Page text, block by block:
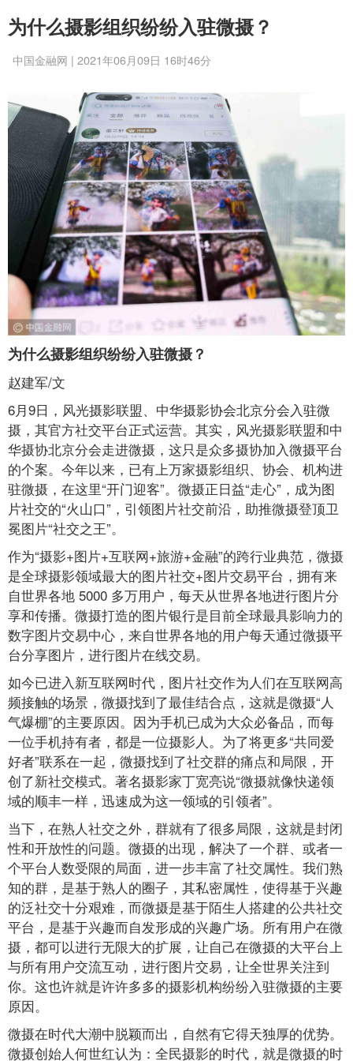
为什么摄影组织纷纷入驻微摄？
中国金融网 | 2021年06月09日 16时46分
为什么摄影组织纷纷入驻微摄？
赵建军/文
6月9日，风光摄影联盟、中华摄影协会北京分会入驻微
摄，其官方社交平台正式运营。其实，风光摄影联盟和中
华摄协北京分会走进微摄，这只是众多摄协加入微摄平台
的个案。今年以来，已有上万家摄影组织、协会、机构进
驻微摄，在这里“开门迎客”。微摄正日益“走心”，成为图
片社交的“火山口”，引领图片社交前沿，助推微摄登顶卫
冕图片“社交之王”。
作为“摄影+图⽚+互联⽹+旅游+⾦融”的跨⾏业典范，微摄
是全球摄影领域最大的图片社交+图片交易平台，拥有来
自世界各地 5000 多万用户，每天从世界各地进行图片分
享和传播。微摄打造的图⽚银⾏是⽬前全球最具影响⼒的
数字图⽚交易中⼼，来⾃世界各地的用户每天通过微摄平
台分享图⽚，进⾏图⽚在线交易。
如今已进入新互联网时代，图片社交作为人们在互联网高
频接触的场景，微摄找到了最佳结合点，这就是微摄“人
气爆棚”的主要原因。因为手机已成为大众必备品，而每
一位手机持有者，都是一位摄影人。为了将更多“共同爱
好者”联系在一起，微摄找到了社交群的痛点和局限，开
创了新社交模式。著名摄影家丁宽亮说“微摄就像快递领
域的顺丰一样，迅速成为这一领域的引领者”。
当下，在熟人社交之外，群就有了很多局限，这就是封闭
性和开放性的问题。微摄的出现，解决了一个群、或者一
个平台人数受限的局面，进一步丰富了社交属性。我们熟
知的群，是基于熟人的圈子，其私密属性，使得基于兴趣
的泛社交十分艰难，而微摄是基于陌生人搭建的公共社交
平台，是基于兴趣而自发形成的兴趣广场。所有用户在微
摄，都可以进行无限大的扩展，让自己在微摄的大平台上
与所有用户交流互动，进行图片交易，让全世界关注到
你。这也许就是许许多多的摄影机构纷纷入驻微摄的主要
原因。
微摄在时代大潮中脱颖而出，自然有它得天独厚的优势。
微摄创始人何世红认为：全民摄影的时代，就是微摄的时